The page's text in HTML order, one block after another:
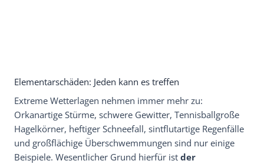
Elementarschäden: Jeden kann es treffen
Extreme Wetterlagen nehmen immer mehr zu:
Orkanartige Stürme, schwere Gewitter, Tennisballgroße
Hagelkörner, heftiger Schneefall, sintflutartige Regenfälle
und großflächige Überschwemmungen sind nur einige
Beispiele. Wesentlicher Grund hierfür ist der